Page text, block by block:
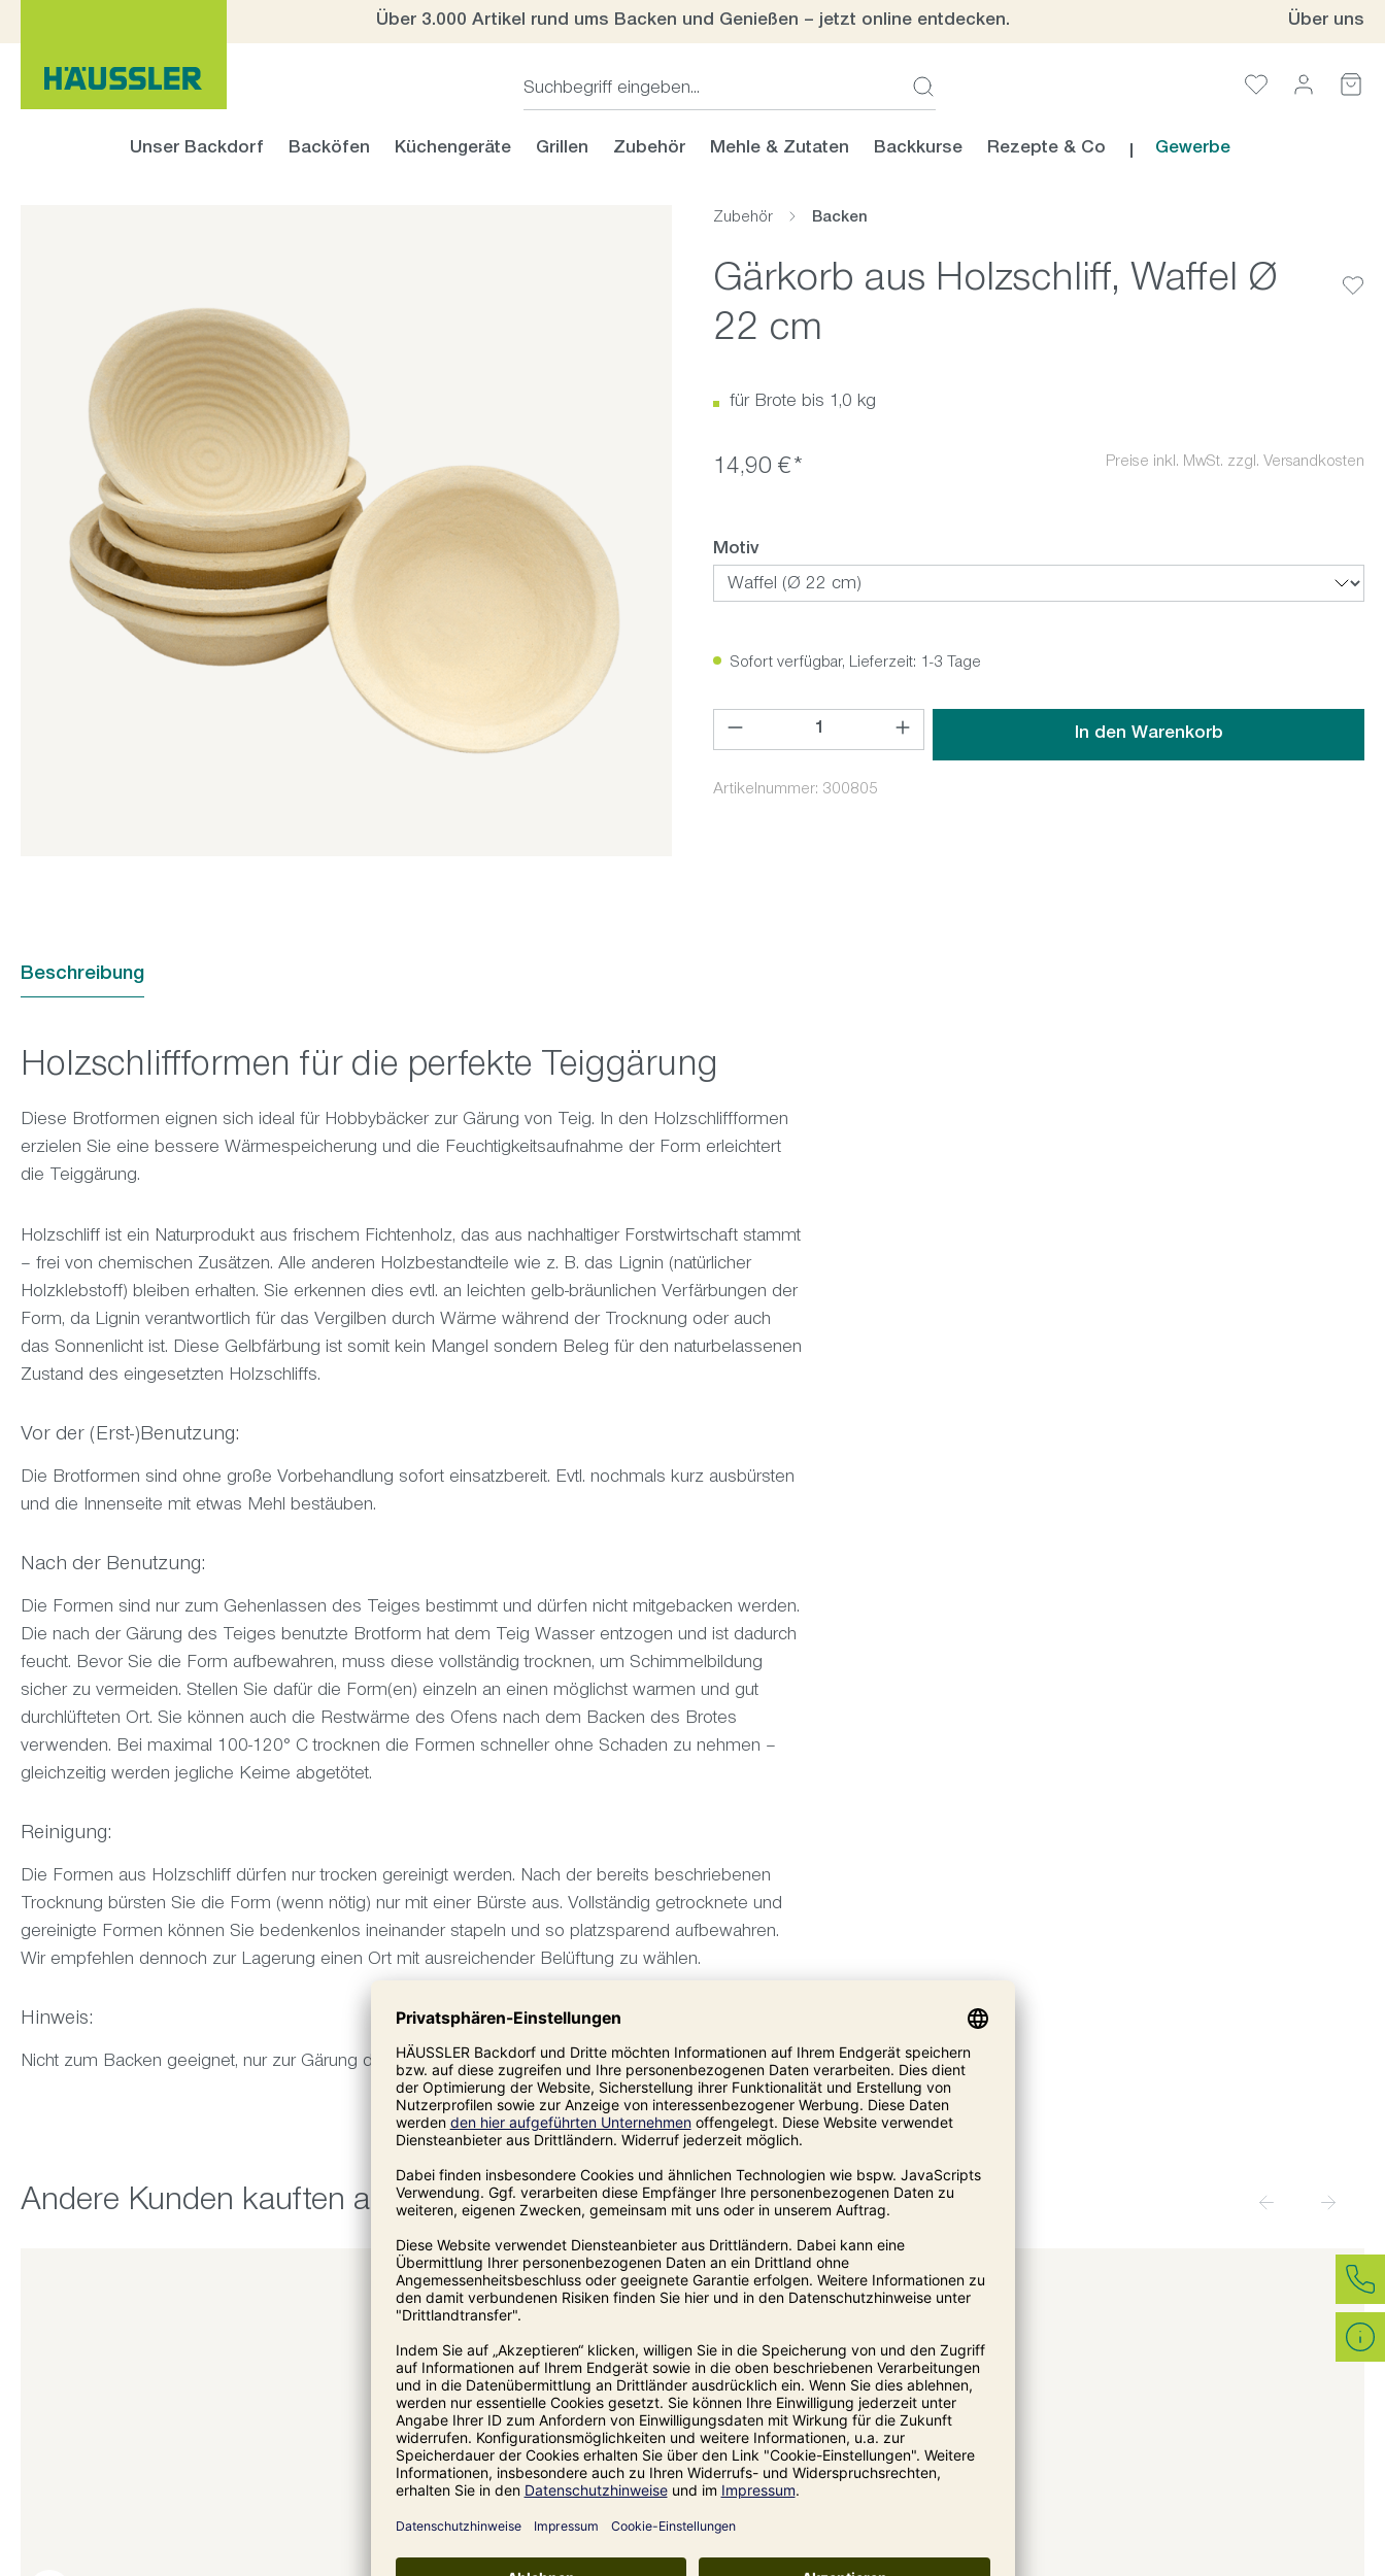
Über 3.000 Artikel rund ums Backen und Genießen – jetzt online entdecken. Über uns
Unser Backdorf Backöfen Küchengeräte Grillen Zubehör Mehle & Zutaten Backkurse Rezepte & Co Gewerbe
Zubehör Backen
Gärkorb aus Holzschliff, Waffel Ø
22 cm
für Brote bis 1,0 kg
14,90 €* Preise inkl. MwSt. zzgl. Versandkosten
Motivauswählen
Sofort verfügbar, Lieferzeit: 1-3 Tage
Produkt Anzahl: Gib den gewünschten Wert ein oder benutze die Schaltflächen um die
In den Warenkorb
Artikelnummer: 300805
Beschreibung
Holzschliffformen für die perfekte Teiggärung
Diese Brotformen eignen sich ideal für Hobbybäcker zur Gärung von Teig. In den Holzschliffformen
erzielen Sie eine bessere Wärmespeicherung und die Feuchtigkeitsaufnahme der Form erleichtert
die Teiggärung.
Holzschliff ist ein Naturprodukt aus frischem Fichtenholz, das aus nachhaltiger Forstwirtschaft stammt
– frei von chemischen Zusätzen. Alle anderen Holzbestandteile wie z. B. das Lignin (natürlicher
Holzklebstoff) bleiben erhalten. Sie erkennen dies evtl. an leichten gelb-bräunlichen Verfärbungen der
Form, da Lignin verantwortlich für das Vergilben durch Wärme während der Trocknung oder auch
das Sonnenlicht ist. Diese Gelbfärbung ist somit kein Mangel sondern Beleg für den naturbelassenen
Zustand des eingesetzten Holzschliffs.
Vor der (Erst-)Benutzung:
Die Brotformen sind ohne große Vorbehandlung sofort einsatzbereit. Evtl. nochmals kurz ausbürsten
und die Innenseite mit etwas Mehl bestäuben.
Nach der Benutzung:
Die Formen sind nur zum Gehenlassen des Teiges bestimmt und dürfen nicht mitgebacken werden.
Die nach der Gärung des Teiges benutzte Brotform hat dem Teig Wasser entzogen und ist dadurch
feucht. Bevor Sie die Form aufbewahren, muss diese vollständig trocknen, um Schimmelbildung
sicher zu vermeiden. Stellen Sie dafür die Form(en) einzeln an einen möglichst warmen und gut
durchlüfteten Ort. Sie können auch die Restwärme des Ofens nach dem Backen des Brotes
verwenden. Bei maximal 100-120° C trocknen die Formen schneller ohne Schaden zu nehmen –
gleichzeitig werden jegliche Keime abgetötet.
Reinigung:
Die Formen aus Holzschliff dürfen nur trocken gereinigt werden. Nach der bereits beschriebenen
Trocknung bürsten Sie die Form (wenn nötig) nur mit einer Bürste aus. Vollständig getrocknete und
gereinigte Formen können Sie bedenkenlos ineinander stapeln und so platzsparend aufbewahren.
Wir empfehlen dennoch zur Lagerung einen Ort mit ausreichender Belüftung zu wählen.
Hinweis:
Nicht zum Backen geeignet, nur zur Gärung des Teiges benutzen.
Produktgalerie überspringen
Andere Kunden kauften auch: